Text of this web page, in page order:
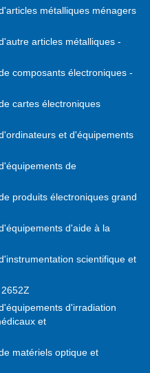
métalliques ménagers
articles métalliques -
composants électroniques -
cartes électroniques
et d'équipements
de
produits électroniques grand
d'aide à la
scientifique et
d'irradiation
et
matériels optique et